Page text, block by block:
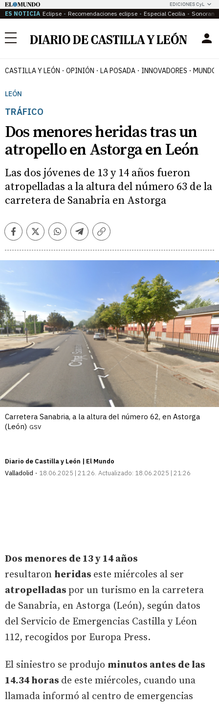
EDICIONES CyL
ES NOTICIA Eclipse Recomendaciones eclipse Especial Cecilia
Menú
CASTILLA Y LEÓN OPINIÓN LA POSADA INNOVADORES MUNDO
LEÓN
TRÁFICO
Dos menores heridas tras un
atropello en Astorga en León
Las dos jóvenes de 13 y 14 años fueron
atropelladas a la altura del número 63 de la
carretera de Sanabria en Astorga
FacebookTwitterWhatsappTelegramCopiar
Carretera Sanabria, a la altura del número 62, en Astorga
(León) GSV
Diario de Castilla y León | El Mundo
Valladolid
18.06.2025 | 21:26 Actualizado: 18.06.2025 | 21:26
Dos menores de 13 y 14 años
resultaron heridas este miércoles al ser
atropelladas por un turismo en la carretera
de Sanabria, en Astorga (León), según datos
del Servicio de Emergencias Castilla y Léon
112, recogidos por Europa Press.
El siniestro se produjo minutos antes de las
14.34 horas de este miércoles, cuando una
llamada informó al centro de emergencias